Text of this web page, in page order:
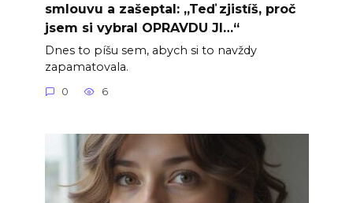
smlouvu a zašeptal: „Teď zjistíš, proč
jsem si vybral OPRAVDU JI…“
Dnes to píšu sem, abych si to navždy
zapamatovala.
0 6